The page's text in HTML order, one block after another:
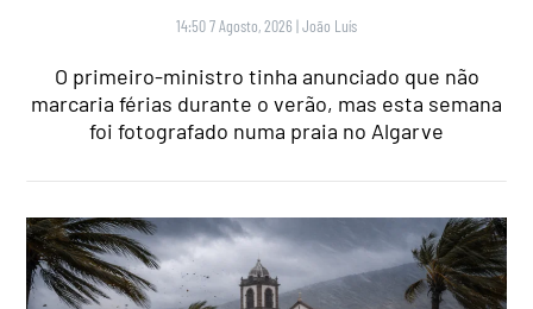
14:50 7 Agosto, 2026 |João Luís
O primeiro-ministro tinha anunciado que não
marcaria férias durante o verão, mas esta semana
foi fotografado numa praia no Algarve